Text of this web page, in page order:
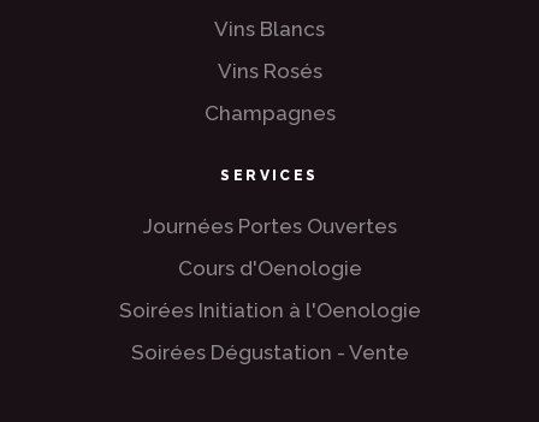
Vins Blancs
Vins Rosés
Champagnes
SERVICES
Journées Portes Ouvertes
Cours d'Oenologie
Soirées Initiation à l'Oenologie
Soirées Dégustation - Vente